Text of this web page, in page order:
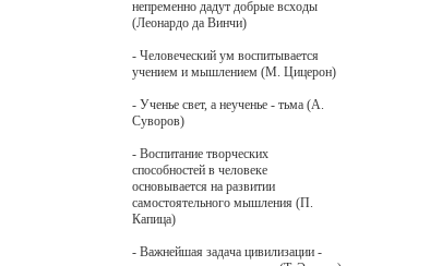
непременно дадут добрые всходы
(Леонардо да Винчи)
- Человеческий ум воспитывается
учением и мышлением (М. Цицерон)
- Ученье свет, а неученье - тьма (А.
Суворов)
- Воспитание творческих
способностей в человеке
основывается на развитии
самостоятельного мышления (П.
Капица)
- Важнейшая задача цивилизации -